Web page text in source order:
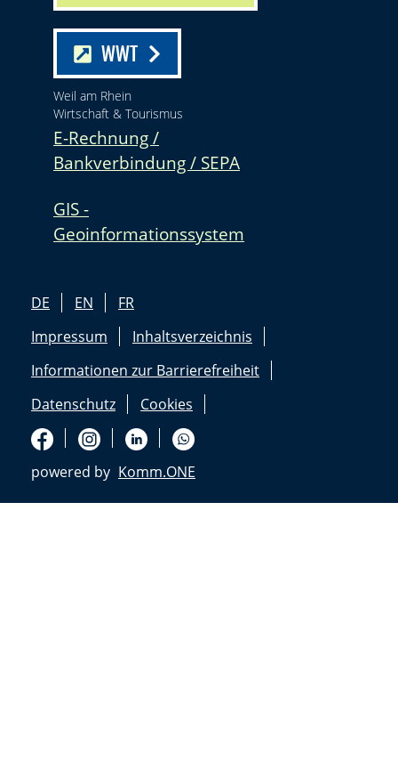
WWT
Weil am Rhein
Wirtschaft & Tourismus
E-Rechnung /
Bankverbindung / SEPA
GIS -
Geoinformationssystem
DE EN
FR
Impressum
Inhaltsverzeichnis
Informationen zur Barrierefreiheit
Datenschutz
Cookies
powered by Komm.ONE